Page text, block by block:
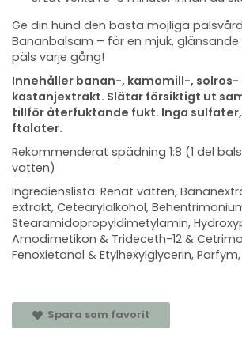
Ge din hund den bästa möjliga
Bananbalsam – för en mjuk,
päls varje gång!
Innehåller banan-, kamomill-, solros-
kastanjextrakt. Slätar försiktigt ut
tillför återfuktande fukt. Inga
ftalater.
Rekommenderat spädning 1:8 (1 del
vatten)
Ingredienslista: Renat vatten,
extrakt, Cetearylalkohol,
Stearamidopropyldimetylamin,
Amodimetikon & Trideceth-12 &
Fenoxietanol & Etylhexylglycerin,
Spara som favorit